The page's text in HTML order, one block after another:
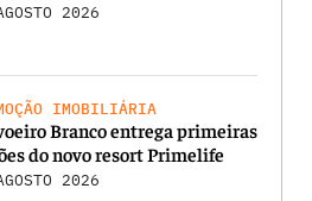
2026
IMOBILIÁRIA
Branco entrega primeiras
do novo resort Primelife
2026